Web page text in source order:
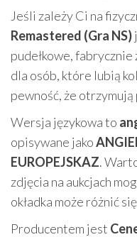
Jeśli zależy Ci na
Remastered (Gra NS)
pudełkowe,
dla osób, które lubią
pewność, że
Wersja językowa to
opisywane jako
EUROPEJSKAZ.
zdjęcia na aukcjach
okładka może różnić
Producentem jest